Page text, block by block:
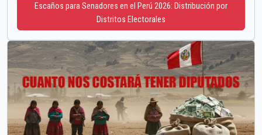
Escaños para Senadores en el Perú 2026: Distribución por
Distritos Electorales